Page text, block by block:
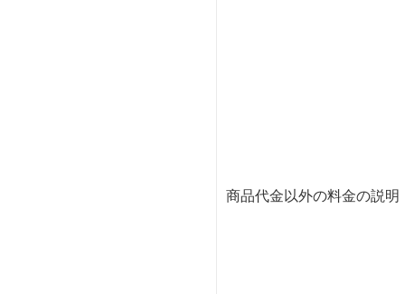
商品代金以外の料金の説明